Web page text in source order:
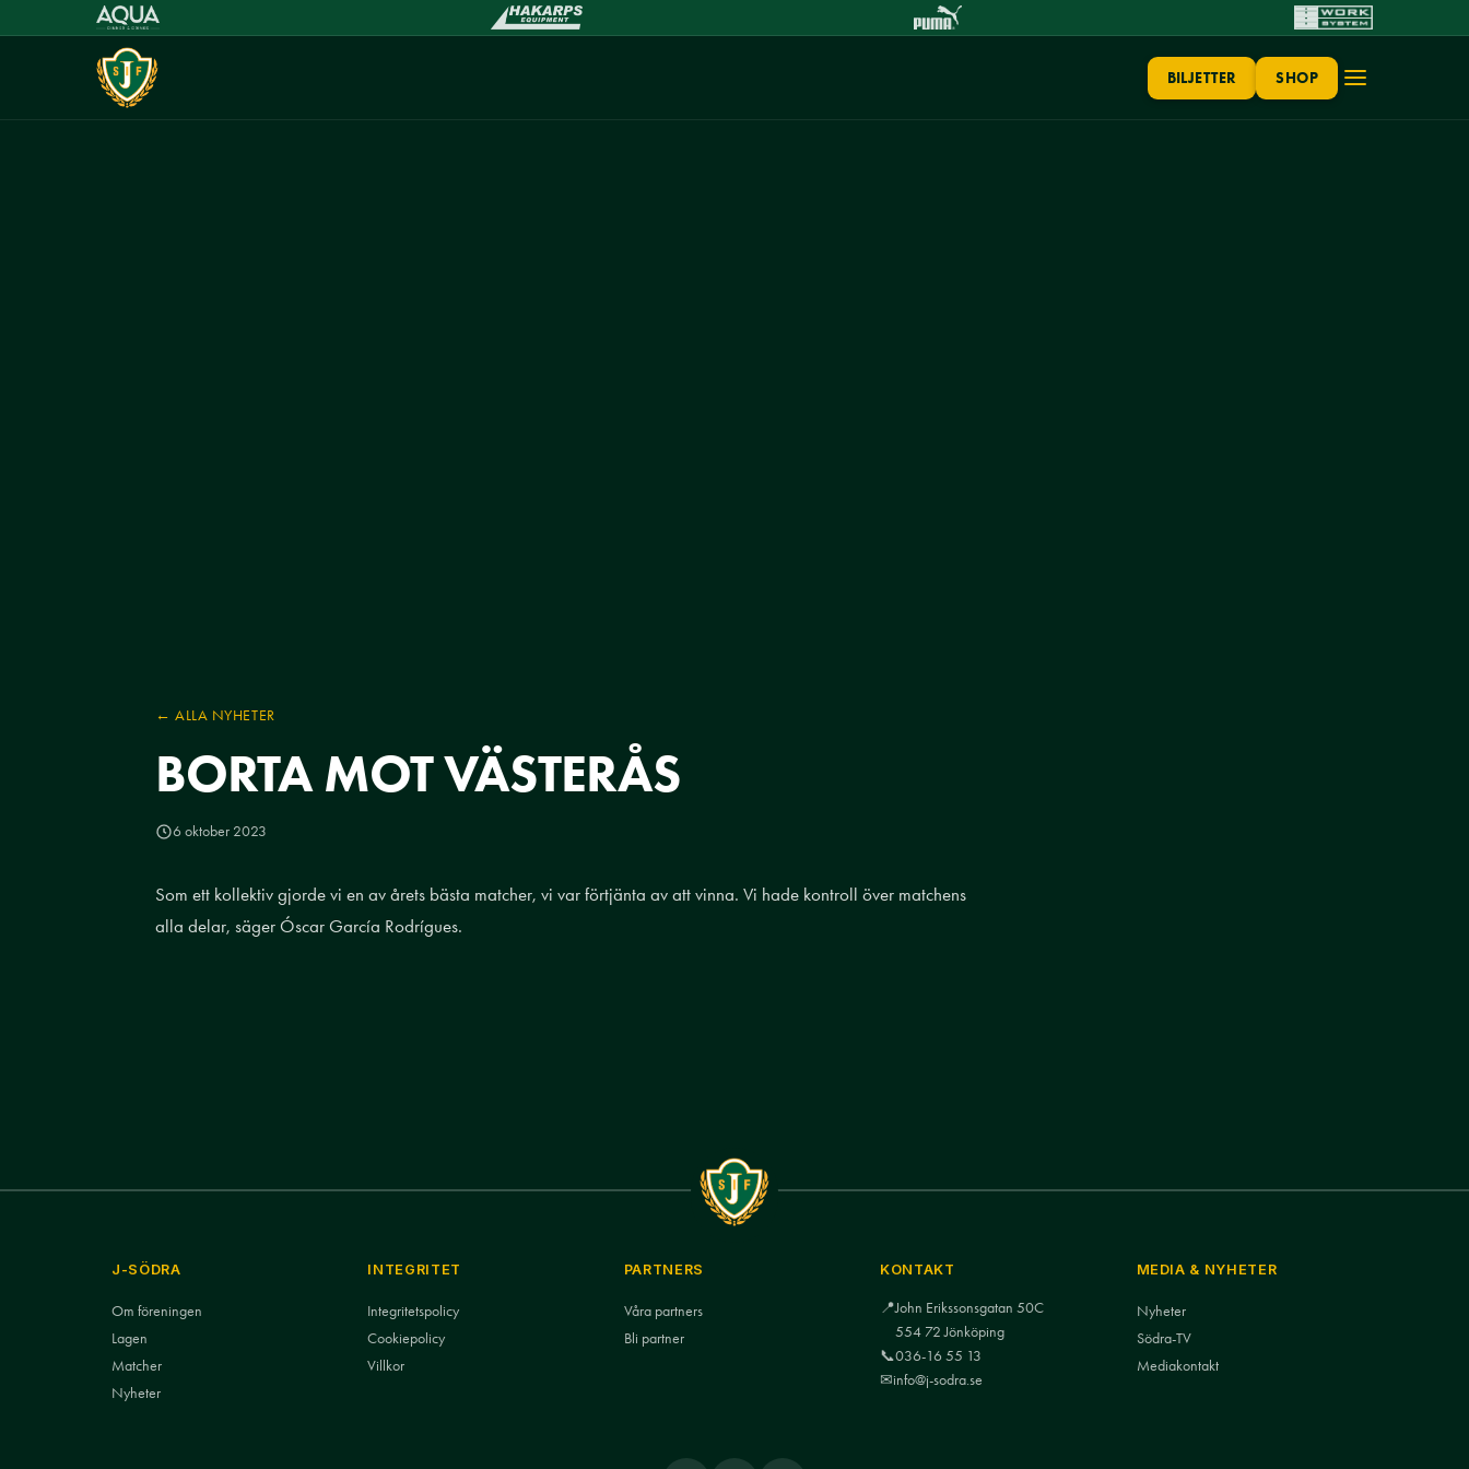
BILJETTER SHOP
← ALLA NYHETER
BORTA MOT VÄSTERÅS
6 oktober 2023
Som ett kollektiv gjorde vi en av årets bästa matcher, vi var förtjänta av att vinna. Vi hade kontroll över matchens
alla delar, säger Óscar García Rodrígues.
J-SÖDRA
Om föreningen
Lagen
Matcher
Nyheter
INTEGRITET
Integritetspolicy
Cookiepolicy
Villkor
PARTNERS
Våra partners
Bli partner
KONTAKT
📍John Erikssonsgatan 50C
554 72 Jönköping
📞036-16 55 13
✉info@j-sodra.se
MEDIA & NYHETER
Nyheter
Södra-TV
Mediakontakt